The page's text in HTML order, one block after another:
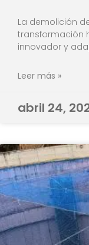
La demolición
transformación
innovador y
Leer más »
abril 24,